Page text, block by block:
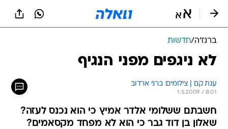
ברנז'ה/חדשות
לא ניגפים מפני הנגיף
ענת קם | צילומים: ברני ארדוב
1.5.2009 / 8:01
חשבתם ששלומי אלדר אמיץ כי הוא נכנס לעזה?
שאלון בן דוד גבר כי הוא לא מפחד מקסאמים?